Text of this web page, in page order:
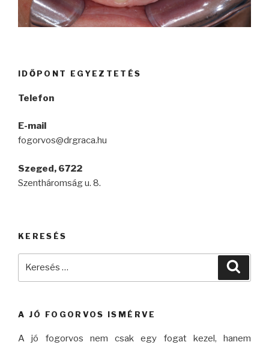
IDŐPONT EGYEZTETÉS
Telefon
E-mail
fogorvos@drgraca.hu
Szeged, 6722
Szentháromság u. 8.
KERESÉS
A JÓ FOGORVOS ISMÉRVE
A jó fogorvos nem csak egy fogat kezel, hanem